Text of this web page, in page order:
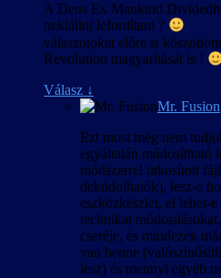
A Deus Ex Mankind
nekiállni lefordítani ?
válaszotokat előre is
Revolution magyarítását is !
Válasz ↓
Mr. Fusion
Ezt most még nem
egyáltalán módosítható
módszerrel titkosított
dekódolhatók), lesz-e
eszközkészlet, el lehet-
technikai
cseréje, és mindezek
van benne
lesz) és mennyi egyéb